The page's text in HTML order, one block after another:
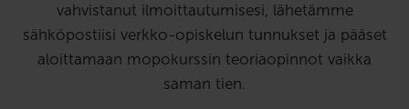
vahvistanut ilmoittautumisesi, lähetämme
sähköpostiisi verkko-opiskelun tunnukset ja pääset
aloittamaan mopokurssin teoriaopinnot vaikka
saman tien.